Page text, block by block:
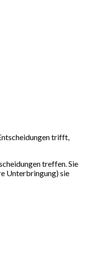
trifft,
treffen. Sie
Unterbringung) sie